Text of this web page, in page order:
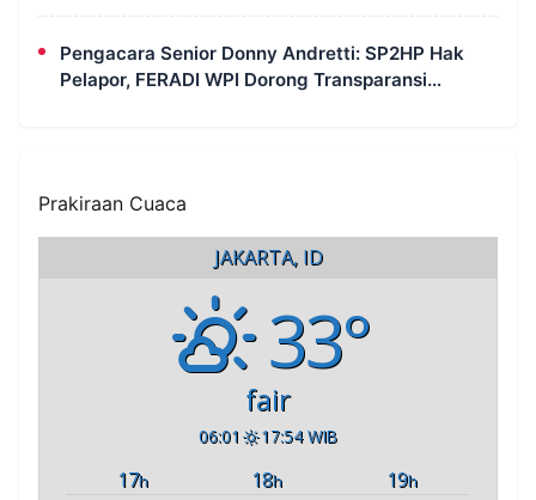
Perkara
Pengacara Senior Donny Andretti: SP2HP Hak
Pelapor, FERADI WPI Dorong Transparansi
Prakiraan Cuaca
JAKARTA, ID
33°
fair
06:01 17:54 WIB
17h 18h 19h